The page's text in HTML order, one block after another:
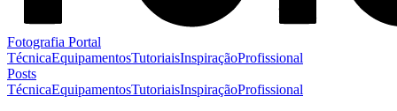
Fotografia Portal
TécnicaEquipamentosTutoriaisInspiraçãoProfissional
Posts
TécnicaEquipamentosTutoriaisInspiraçãoProfissional